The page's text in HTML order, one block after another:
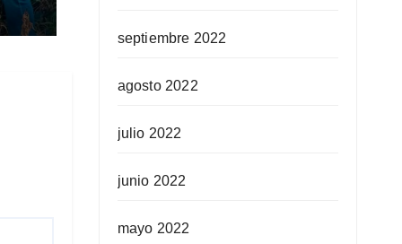
septiembre 2022
agosto 2022
julio 2022
junio 2022
mayo 2022